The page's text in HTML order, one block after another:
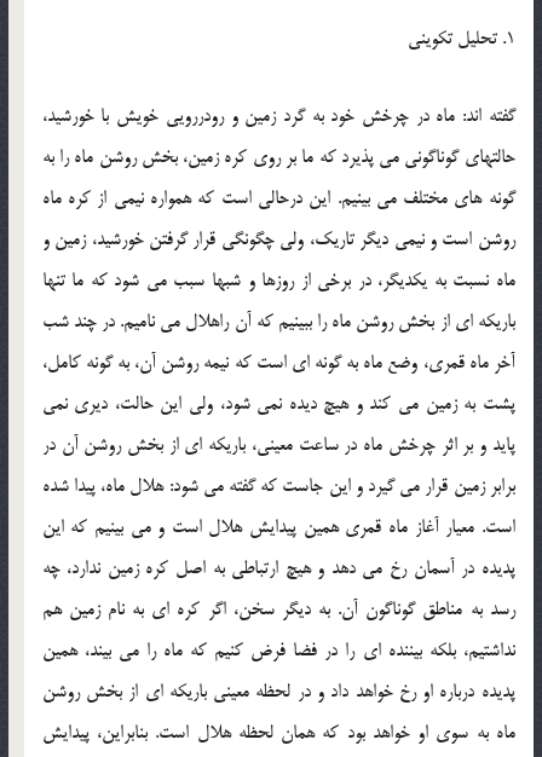
1. تحليل تكويني
گفته اند: ماه در چرخش خود به گرد زمين و رودررويي خويش با خورشيد،
حالتهاي گوناگوني مي پذيرد كه ما بر روي كره زمين، بخش روشن ماه را به
گونه هاي مختلف مي بينيم. اين درحالي است كه همواره نيمي از كره ماه
روشن است و نيمي ديگر تاريك، ولي چگونگي قرار گرفتن خورشيد، زمين و
ماه نسبت به يكديگر، در برخي از روزها و شبها سبب مي شود كه ما تنها
باريكه اي از بخش روشن ماه را ببينيم كه آن راهلال مي ناميم. در چند شب
آخر ماه قمري، وضع ماه به گونه اي است كه نيمه روشن آن، به گونه كامل،
پشت به زمين مي كند و هيچ ديده نمي شود، ولي اين حالت، ديري نمي
پايد و بر اثر چرخش ماه در ساعت معيني، باريكه اي از بخش روشن آن در
برابر زمين قرار مي گيرد و اين جاست كه گفته مي شود: هلال ماه، پيدا شده
است. معيار آغاز ماه قمري همين پيدايش هلال است و مي بينيم كه اين
پديده در آسمان رخ مي دهد و هيچ ارتباطي به اصل كره زمين ندارد، چه
رسد به مناطق گوناگون آن. به ديگر سخن، اگر كره اي به نام زمين هم
نداشتيم، بلكه بيننده اي را در فضا فرض كنيم كه ماه را مي بيند، همين
پديده درباره او رخ خواهد داد و در لحظه معيني باريكه اي از بخش روشن
ماه به سوي او خواهد بود كه همان لحظه هلال است. بنابراين، پيدايش